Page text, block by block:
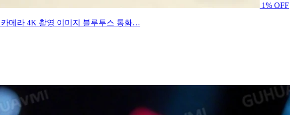
1% OFF
메라 4K 촬영 이미지 블루투스 통화…